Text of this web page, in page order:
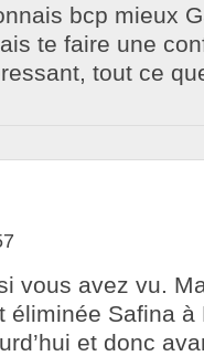
bcp mieux
te faire une
tout ce
vous avez vu.
éliminée Safina à
et donc